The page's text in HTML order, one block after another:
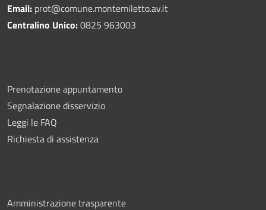
Email: prot@comune.montemiletto.av.it
Centralino Unico:0825 963003
Prenotazione appuntamento
Segnalazione disservizio
Leggi le FAQ
Richiesta di assistenza
Amministrazione trasparente